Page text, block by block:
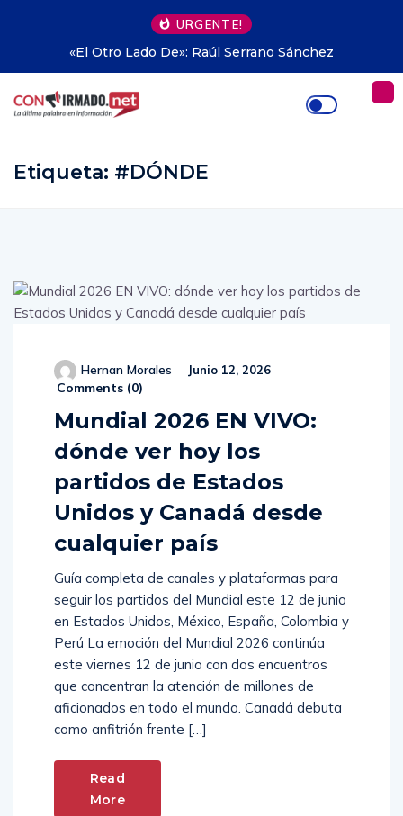
URGENTE!
Propiedad privada en Argentina: hasta dónde
avanzar Milei
Etiqueta: #DÓNDE
Hernan Morales Junio 12, 2026
Comments (0)
Mundial 2026 EN VIVO:
dónde ver hoy los
partidos de Estados
Unidos y Canadá desde
cualquier país
Guía completa de canales y plataformas para
seguir los partidos del Mundial este 12 de junio
en Estados Unidos, México, España, Colombia y
Perú La emoción del Mundial 2026 continúa
este viernes 12 de junio con dos encuentros
que concentran la atención de millones de
aficionados en todo el mundo. Canadá debuta
como anfitrión frente […]
Read
More